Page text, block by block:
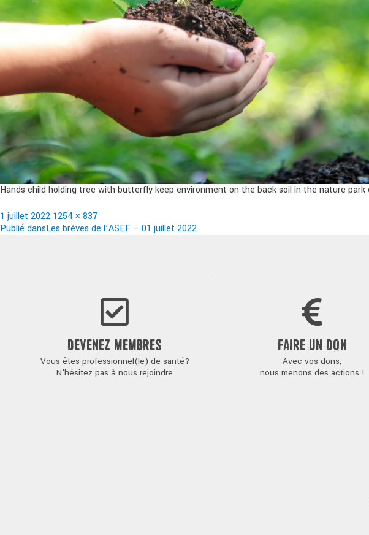
Hands child holding tree with butterfly keep environment on the back soil in the nature
Publié
le
1 juillet 2022 Taille
réelle
1254 × 837
Navigation
Publié dansLes brèves de l’ASEF – 01 juillet 2022
DEVENEZ MEMBRES
Vous êtes professionnel(le) de santé?
N'hésitez pas à nous rejoindre
FAIRE UN DON
Avec vos dons,
nous menons des actions !